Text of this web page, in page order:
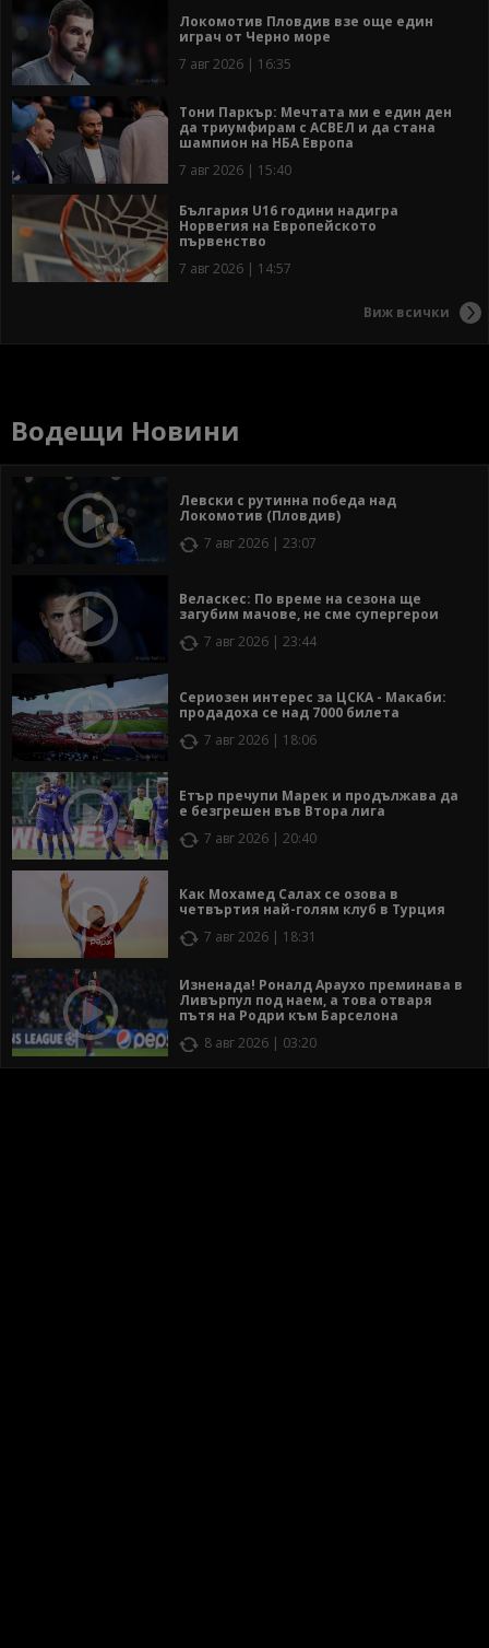
Локомотив Пловдив взе още един
играч от Черно море
7 авг 2026 | 16:35
Тони Паркър: Мечтата ми е един ден
да триумфирам с АСВЕЛ и да стана
шампион на НБА Европа
7 авг 2026 | 15:40
България U16 години надигра
Норвегия на Европейското
първенство
7 авг 2026 | 14:57
Виж всички
Водещи Новини
Левски с рутинна победа над
Локомотив (Пловдив)
7 авг 2026 | 23:07
Веласкес: По време на сезона ще
загубим мачове, не сме супергерои
7 авг 2026 | 23:44
Сериозен интерес за ЦСКА - Макаби:
продадоха се над 7000 билета
7 авг 2026 | 18:06
Етър пречупи Марек и продължава да
е безгрешен във Втора лига
7 авг 2026 | 20:40
Как Мохамед Салах се озова в
четвъртия най-голям клуб в Турция
7 авг 2026 | 18:31
Изненада! Роналд Араухо преминава в
Ливърпул под наем, а това отваря
пътя на Родри към Барселона
8 авг 2026 | 03:20